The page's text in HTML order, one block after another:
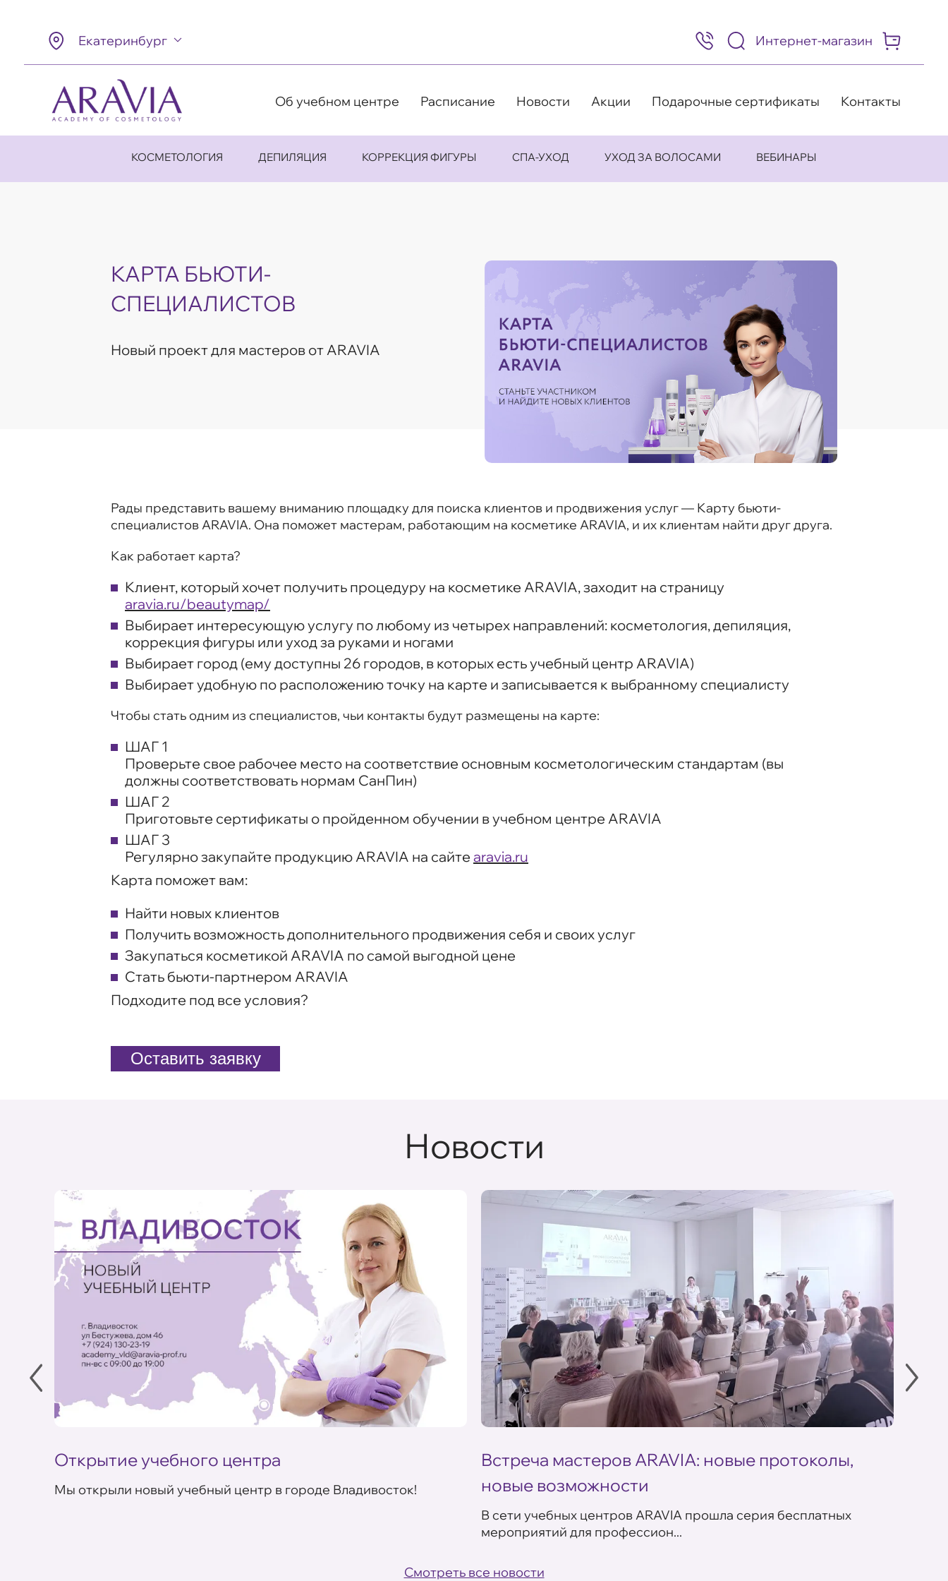
Екатеринбург
8
(495)
505-
98
Интернет-магазин
Об учебном центре Расписание Новости Акции Подарочные сертификаты Контакты
КОСМЕТОЛОГИЯ ДЕПИЛЯЦИЯ КОРРЕКЦИЯ ФИГУРЫ СПА-УХОД УХОД ЗА ВОЛОСАМИ ВЕБИНАРЫ
КАРТА БЬЮТИ-
СПЕЦИАЛИСТОВ
Новый проект для мастеров от ARAVIA
Рады представить вашему вниманию площадку для поиска клиентов и продвижения услуг — Карту бьюти-
специалистов ARAVIA. Она поможет мастерам, работающим на косметике ARAVIA, и их клиентам найти друг друга.
Как работает карта?
Клиент, который хочет получить процедуру на косметике ARAVIA, заходит на страницу
aravia.ru/beautymap/
Выбирает интересующую услугу по любому из четырех направлений: косметология, депиляция,
коррекция фигуры или уход за руками и ногами
Выбирает город (ему доступны 26 городов, в которых есть учебный центр ARAVIA)
Выбирает удобную по расположению точку на карте и записывается к выбранному специалисту
Чтобы стать одним из специалистов, чьи контакты будут размещены на карте:
ШАГ 1
Проверьте свое рабочее место на соответствие основным косметологическим стандартам (вы
должны соответствовать нормам СанПин)
ШАГ 2
Приготовьте сертификаты о пройденном обучении в учебном центре ARAVIA
ШАГ 3
Регулярно закупайте продукцию ARAVIA на сайте aravia.ru
Карта поможет вам:
Найти новых клиентов
Получить возможность дополнительного продвижения себя и своих услуг
Закупаться косметикой ARAVIA по самой выгодной цене
Стать бьюти-партнером ARAVIA
Подходите под все условия?
Оставить заявку
Новости
Открытие учебного центра
Мы открыли новый учебный центр в городе Владивосток!
Встреча мастеров ARAVIA: новые протоколы,
новые возможности
В сети учебных центров ARAVIA прошла серия бесплатных
мероприятий для профессион...
Смотреть все новости